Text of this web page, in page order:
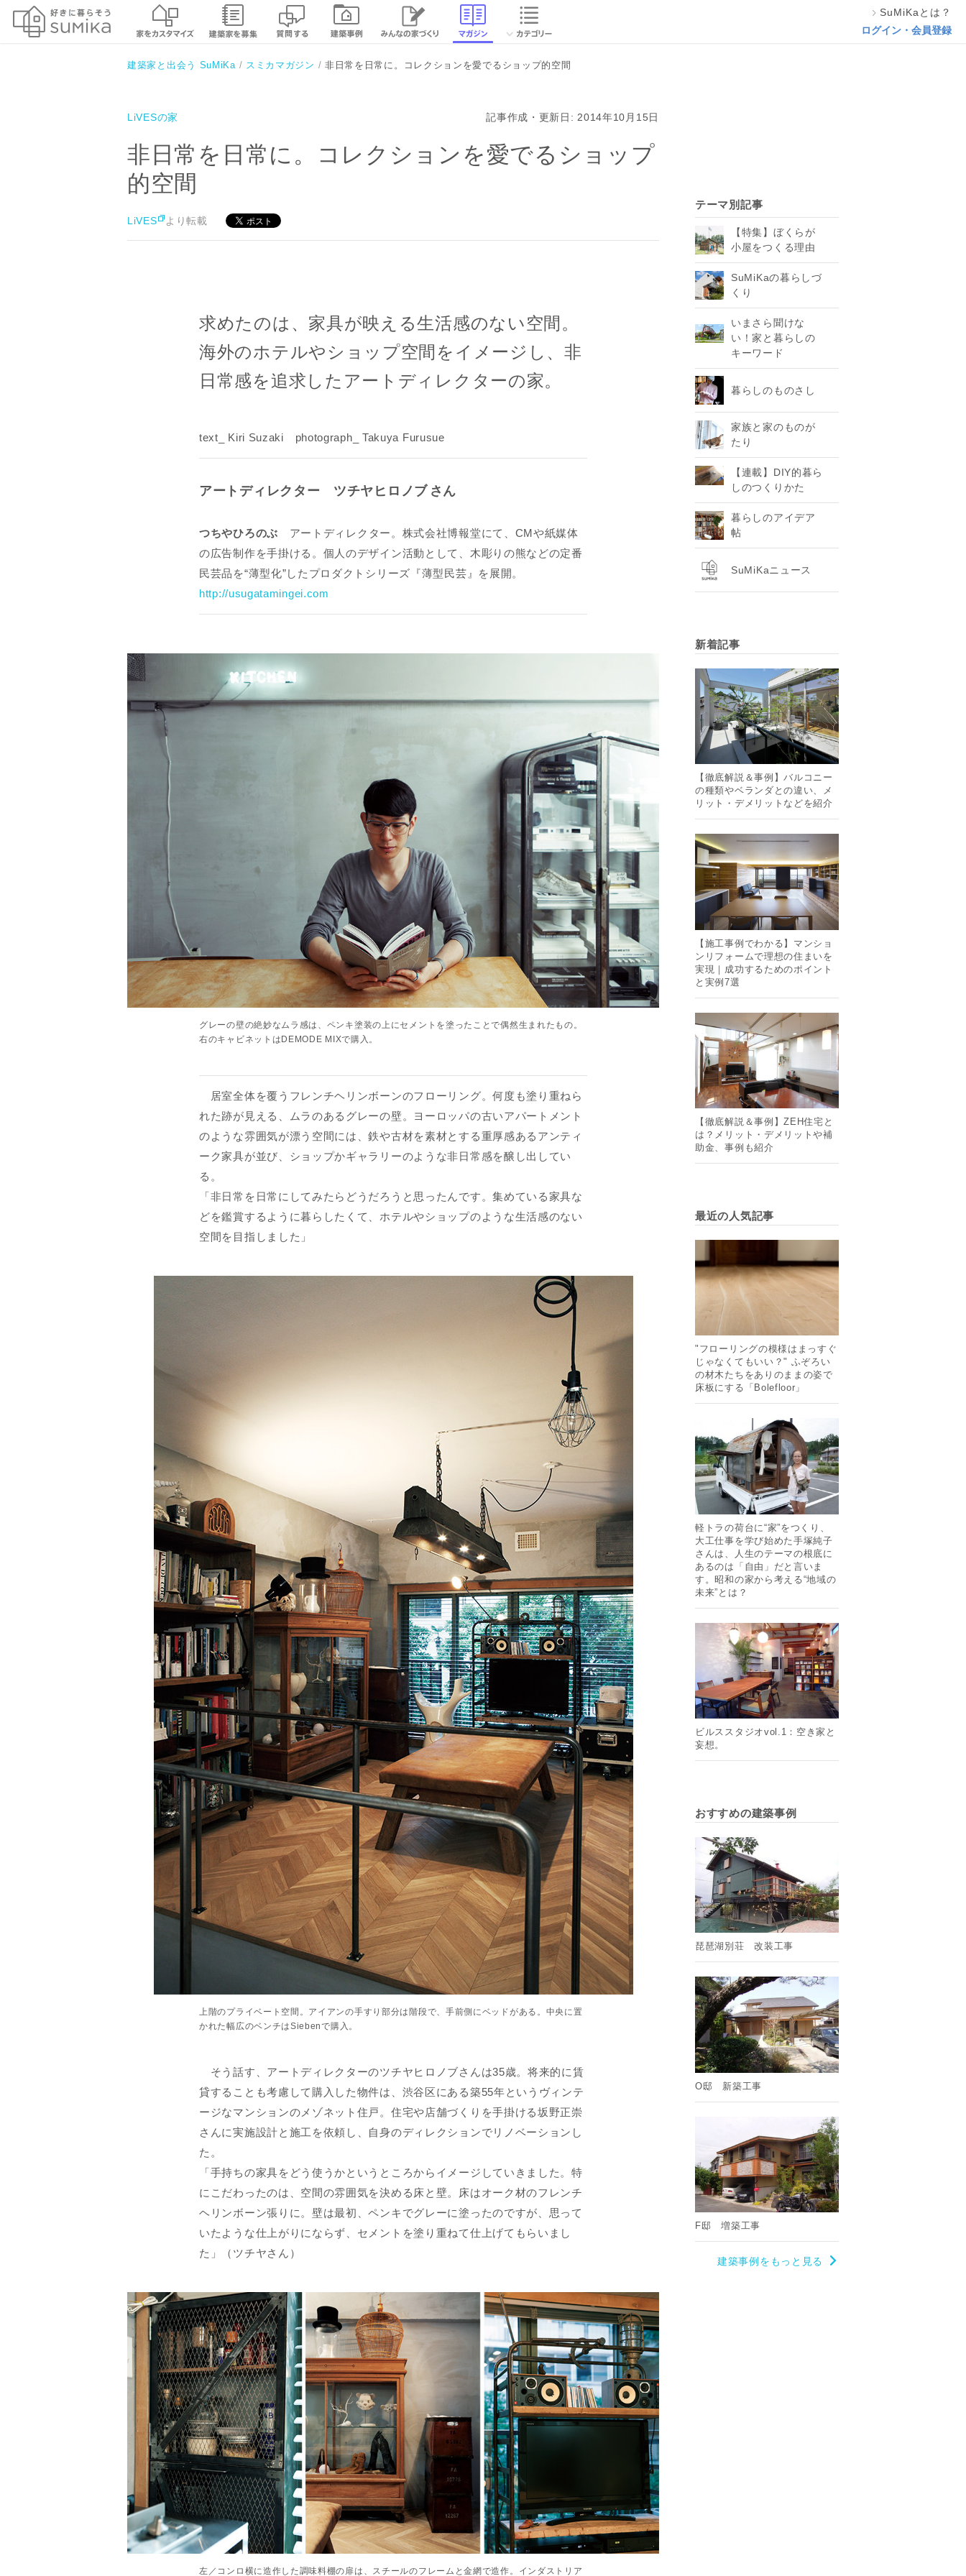
SuMiKaとは？
ログイン・会員登録
続きを読む
建築家と出会う SuMiKa スミカマガジン 非日常を日常に。コレクションを愛でるショップ的空間
LiVESの家 記事作成・更新日: 2014年10月15日
非日常を日常に。コレクションを愛でるショップ
的空間
LiVES より転載
求めたのは、家具が映える生活感のない空間。
海外のホテルやショップ空間をイメージし、非
日常感を追求したアートディレクターの家。
text_ Kiri Suzaki photograph_ Takuya Furusue
アートディレクター ツチヤヒロノブ さん
つちやひろのぶ アートディレクター。株式会社博報堂にて、CMや紙媒体
の広告制作を手掛ける。個人のデザイン活動として、木彫りの熊などの定番
民芸品を“薄型化”したプロダクトシリーズ『薄型民芸』を展開。
http://usugatamingei.com
グレーの壁の絶妙なムラ感は、ペンキ塗装の上にセメントを塗ったことで偶然生まれたもの。
右のキャビネットはDEMODE MIXで購入。
居室全体を覆うフレンチヘリンボーンのフローリング。何度も塗り重ねら
れた跡が見える、ムラのあるグレーの壁。ヨーロッパの古いアパートメント
のような雰囲気が漂う空間には、鉄や古材を素材とする重厚感あるアンティ
ーク家具が並び、ショップかギャラリーのような非日常感を醸し出してい
る。
「非日常を日常にしてみたらどうだろうと思ったんです。集めている家具な
どを鑑賞するように暮らしたくて、ホテルやショップのような生活感のない
空間を目指しました」
上階のプライベート空間。アイアンの手すり部分は階段で、手前側にベッドがある。中央に置
かれた幅広のベンチはSiebenで購入。
そう話す、アートディレクターのツチヤヒロノブさんは35歳。将来的に賃
貸することも考慮して購入した物件は、渋谷区にある築55年というヴィンテ
ージなマンションのメゾネット住戸。住宅や店舗づくりを手掛ける坂野正崇
さんに実施設計と施工を依頼し、自身のディレクションでリノベーションし
た。
「手持ちの家具をどう使うかというところからイメージしていきました。特
にこだわったのは、空間の雰囲気を決める床と壁。床はオーク材のフレンチ
ヘリンボーン張りに。壁は最初、ペンキでグレーに塗ったのですが、思って
いたような仕上がりにならず、セメントを塗り重ねて仕上げてもらいまし
た」（ツチヤさん）
左／コンロ横に造作した調味料棚の扉は、スチールのフレームと金網で造作。インダストリア
テーマ別記事
【特集】ぼくらが
小屋をつくる理由
SuMiKaの暮らしづ
くり
いまさら聞けな
い！家と暮らしの
キーワード
暮らしのものさし
家族と家のものが
たり
【連載】DIY的暮ら
しのつくりかた
暮らしのアイデア
帖
SuMiKaニュース
新着記事
【徹底解説＆事例】バルコニー
の種類やベランダとの違い、メ
リット・デメリットなどを紹介
【施工事例でわかる】マンショ
ンリフォームで理想の住まいを
実現｜成功するためのポイント
と実例7選
【徹底解説＆事例】ZEH住宅と
は？メリット・デメリットや補
助金、事例も紹介
最近の人気記事
"フローリングの模様はまっすぐ
じゃなくてもいい？" ふぞろい
の材木たちをありのままの姿で
床板にする「Bolefloor」
軽トラの荷台に“家”をつくり、
大工仕事を学び始めた手塚純子
さんは、人生のテーマの根底に
あるのは「自由」だと言いま
す。昭和の家から考える“地域の
未来”とは？
ビルススタジオvol.1：空き家と
妄想。
おすすめの建築事例
琵琶湖別荘 改装工事
O邸 新築工事
F邸 増築工事
建築事例をもっと見る